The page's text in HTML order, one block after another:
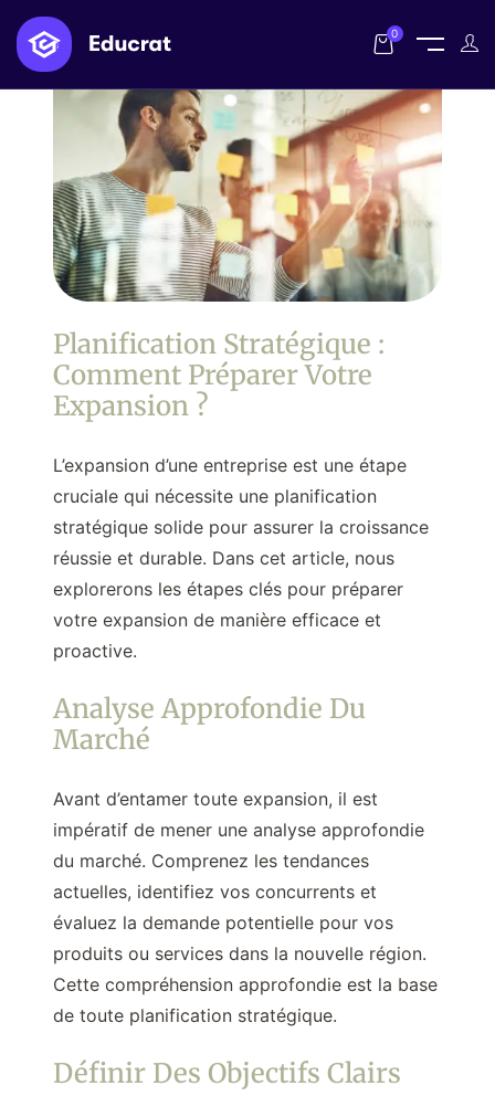
0
Planification Stratégique :
Comment Préparer Votre
Expansion ?
L’expansion d’une entreprise est une étape
cruciale qui nécessite une planification
stratégique solide pour assurer la croissance
réussie et durable. Dans cet article, nous
explorerons les étapes clés pour préparer
votre expansion de manière efficace et
proactive.
Analyse Approfondie Du
Marché
Avant d’entamer toute expansion, il est
impératif de mener une analyse approfondie
du marché. Comprenez les tendances
actuelles, identifiez vos concurrents et
évaluez la demande potentielle pour vos
produits ou services dans la nouvelle région.
Cette compréhension approfondie est la base
de toute planification stratégique.
Définir Des Objectifs Clairs